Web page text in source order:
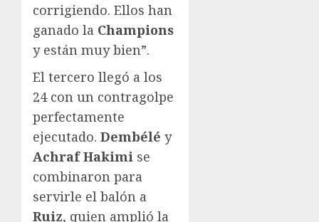
corrigiendo. Ellos han
ganado la Champions
y están muy bien”.
El tercero llegó a los
24 con un contragolpe
perfectamente
ejecutado. Dembélé y
Achraf Hakimi se
combinaron para
servirle el balón a
Ruiz, quien amplió la